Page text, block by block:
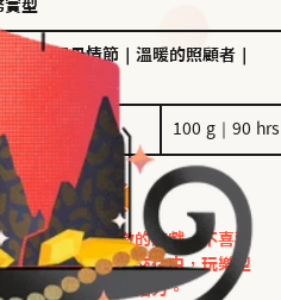
實型
機 ｜ 聖母情節 溫暖的照顧者
100 g｜90 hrs
玩樂型
皮革、琥珀
戀愛為一場刺激的遊戲，不喜歡
論是約會中還是交往中，玩樂型
趣，讓關係充滿活力。